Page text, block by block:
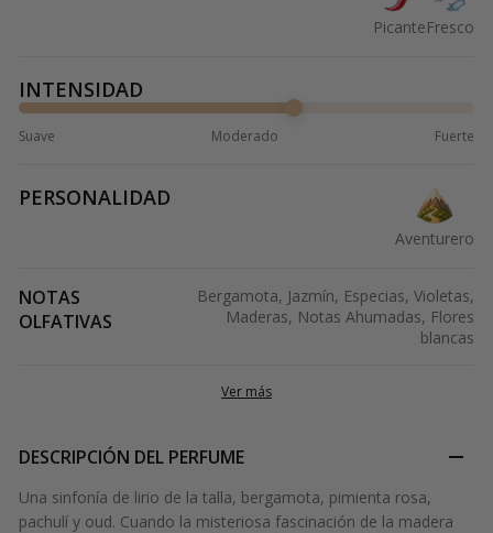
PicanteFresco
INTENSIDAD
Suave Moderado Fuerte
PERSONALIDAD
Aventurero
NOTAS
OLFATIVAS
Bergamota, Jazmín, Especias, Violetas,
Maderas, Notas Ahumadas, Flores
blancas
Ver más
DESCRIPCIÓN DEL PERFUME
Una sinfonía de lirio de la talla, bergamota, pimienta rosa,
pachulí y oud. Cuando la misteriosa fascinación de la madera